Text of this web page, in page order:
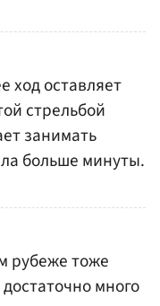
ход оставляет
стрельбой
занимать
больше минуты.
рубеже тоже
много